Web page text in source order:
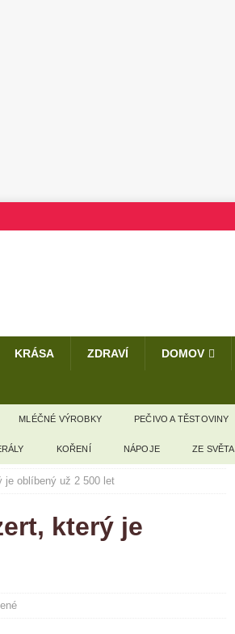
KRÁSA ZDRAVÍ DOMOV
MLÉČNÉ VÝROBKY PEČIVO A TĚSTOVINY
KOŘENÍ NÁPOJE ZE SVĚTA
je oblíbený už 2 500 let
který je